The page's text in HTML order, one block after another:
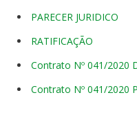
PARECER JURIDICO
RATIFICAÇÃO
Contrato Nº 041/2020
Contrato Nº 041/2020